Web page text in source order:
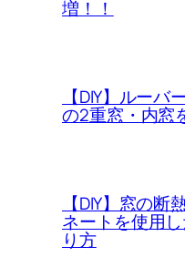
増！！
【DIY】ルーバ
の2重窓・内窓
【DIY】窓の
ネートを使用
り方